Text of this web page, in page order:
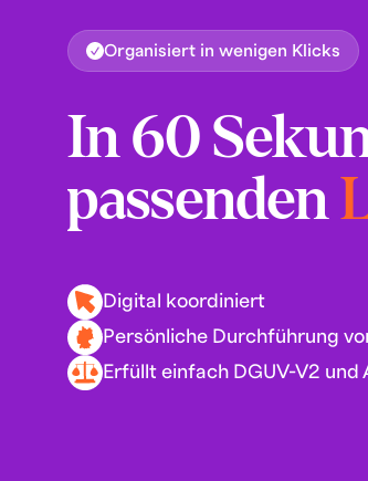
Organisiert in wenigen Klicks
In 60
passenden
Digital koordiniert
Persönliche Durchführung
Erfüllt einfach DGUV-V2 und